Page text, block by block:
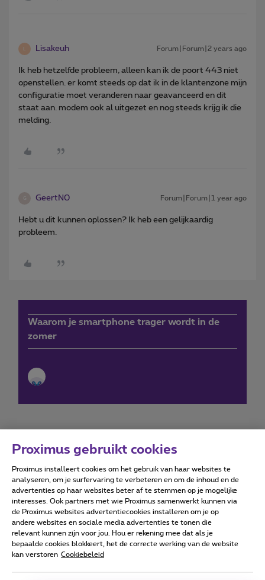
L Lisakeuh Forum|Forum|2 years ago
Ik heb hetzelfde probleem, alleen kan ik de poort 443 niet
openstellen. er komt steeds op dat ik in de klantenzone mijn
configuratie moet veranderen naar geavanceerd en dit
staat aan. modem ook al uitgezet en nog steeds krijg ik die
melding.
GeertN0 Forum|Forum|1 year ago
Hebt u dit kunnen oplossen? Ik heb een gelijkaardig
probleem.
Waarom je smartphone trager wordt in de
zomer
Forumvoorwaarden Accessibility statement
Alle rechten voorbehouden. © Proximus
Algemene voorwaarden, consumenteninfo
Proximus gebruikt cookies
Proximus installeert cookies om het gebruik van haar websites te
analyseren, om je surfervaring te verbeteren en om de inhoud en de
advertenties op haar websites beter af te stemmen op je mogelijke
interesses. Ook partners met wie Proximus samenwerkt kunnen via
de Proximus websites advertentiecookies installeren om je op
andere websites en sociale media advertenties te tonen die
relevant kunnen zijn voor jou. Hou er rekening mee dat als je
bepaalde cookies blokkeert, het de correcte werking van de website
kan verstoren Cookiebeleid